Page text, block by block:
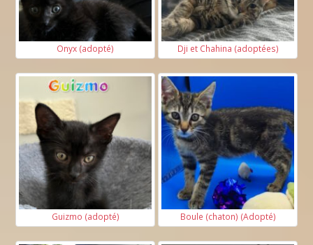
Onyx (adopté) Dji et Chahina (adoptées)
Guizmo (adopté) Boule (chaton) (Adopté)